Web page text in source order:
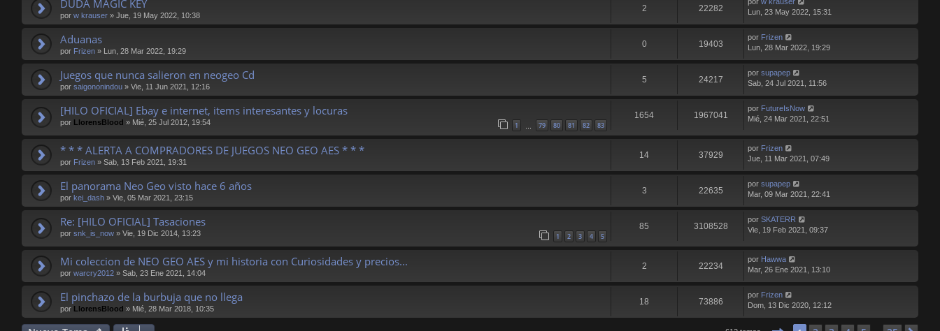
DUDA MAGIC KEY
por w krauser » Jue, 19 May 2022, 10:38
2 22282
Lun, 23 May 2022, 15:31
Aduanas
por Frizen » Lun, 28 Mar 2022, 19:29
0 19403
por Frizen
Lun, 28 Mar 2022, 19:29
Juegos que nunca salieron en neogeo Cd
por saigononindou » Vie, 11 Jun 2021, 12:16
5 24217
por supapep
Sab, 24 Jul 2021, 11:56
[HILO OFICIAL] Ebay e internet, items interesantes y locuras
por LlorensBlood » Mié, 25 Jul 2012, 19:54 1 79 80 81 82 83
1654 1967041
por FutureIsNow
Mié, 24 Mar 2021, 22:51
* * * ALERTA A COMPRADORES DE JUEGOS NEO GEO AES * * *
por Frizen » Sab, 13 Feb 2021, 19:31
14 37929
por Frizen
Jue, 11 Mar 2021, 07:49
El panorama Neo Geo visto hace 6 años
por kei_dash » Vie, 05 Mar 2021, 23:15
3 22635
por supapep
Mar, 09 Mar 2021, 22:41
Re: [HILO OFICIAL] Tasaciones
por snk_is_now » Vie, 19 Dic 2014, 13:23 1 2 3 4 5
85 3108528
por SKATERR
Vie, 19 Feb 2021, 09:37
Mi coleccion de NEO GEO AES y mi historia con Curiosidades y precios...
por warcry2012 » Sab, 23 Ene 2021, 14:04
2 22234
por Hawwa
Mar, 26 Ene 2021, 13:10
El pinchazo de la burbuja que no llega
por LlorensBlood » Mié, 28 Mar 2018, 10:35
18 73886
por Frizen
Dom, 13 Dic 2020, 12:12